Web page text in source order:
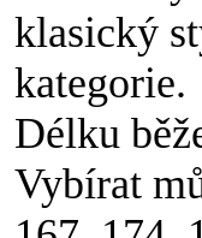
klasický
kategorie.
Délku
Vybírat